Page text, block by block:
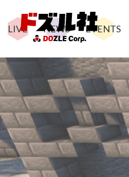
LIVE NEWS EVENTS